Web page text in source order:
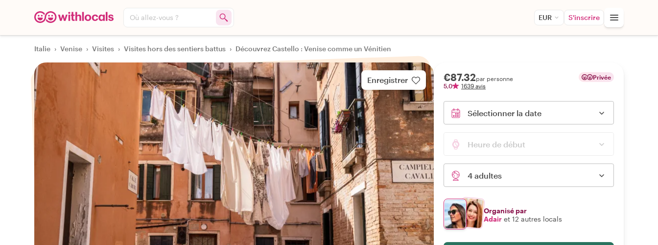
Où allez-vous ? EUR S'inscrire
Italie › Venise › Visites › Visites hors des sentiers battus › Découvrez Castello : Venise comme un Vénitien
Enregistrer €87.32par personne
5,0
1639 avis
Privée
Sélectionner la date
Heure de début
4 adultes
Organisé par
Adair et 12 autres locals